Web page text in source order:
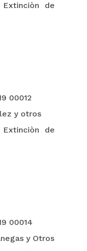
de
00012
y otros
de
00014
y Otros